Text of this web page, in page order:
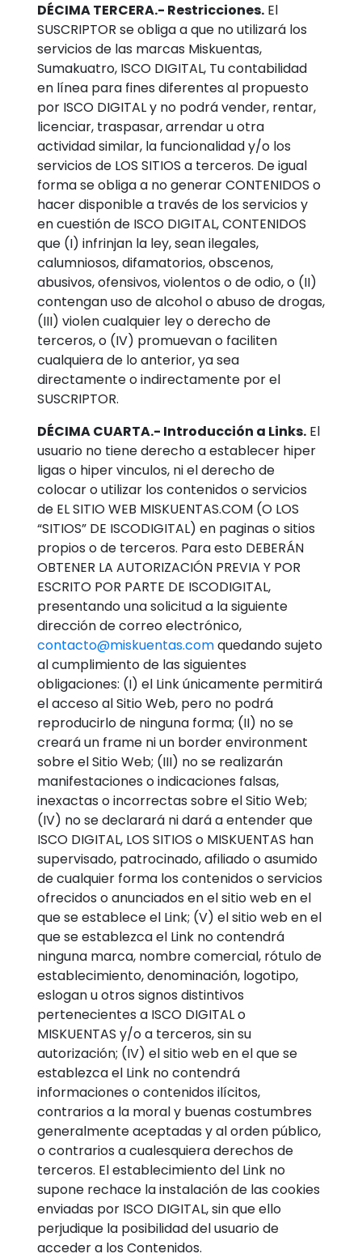
DÉCIMA TERCERA.- Restricciones. El
SUSCRIPTOR se obliga a que no utilizará los
servicios de las marcas Miskuentas,
Sumakuatro, ISCO DIGITAL, Tu contabilidad
en línea para fines diferentes al propuesto
por ISCO DIGITAL y no podrá vender, rentar,
licenciar, traspasar, arrendar u otra
actividad similar, la funcionalidad y/o los
servicios de LOS SITIOS a terceros. De igual
forma se obliga a no generar CONTENIDOS o
hacer disponible a través de los servicios y
en cuestión de ISCO DIGITAL, CONTENIDOS
que (I) infrinjan la ley, sean ilegales,
calumniosos, difamatorios, obscenos,
abusivos, ofensivos, violentos o de odio, o (II)
contengan uso de alcohol o abuso de drogas,
(III) violen cualquier ley o derecho de
terceros, o (IV) promuevan o faciliten
cualquiera de lo anterior, ya sea
directamente o indirectamente por el
SUSCRIPTOR.
DÉCIMA CUARTA.- Introducción a Links. El
usuario no tiene derecho a establecer hiper
ligas o hiper vinculos, ni el derecho de
colocar o utilizar los contenidos o servicios
de EL SITIO WEB MISKUENTAS.COM (O LOS
“SITIOS” DE ISCODIGITAL) en paginas o sitios
propios o de terceros. Para esto DEBERÁN
OBTENER LA AUTORIZACIÓN PREVIA Y POR
ESCRITO POR PARTE DE ISCODIGITAL,
presentando una solicitud a la siguiente
dirección de correo electrónico,
contacto@miskuentas.comquedando sujeto
al cumplimiento de las siguientes
obligaciones: (I) el Link únicamente permitirá
el acceso al Sitio Web, pero no podrá
reproducirlo de ninguna forma; (II) no se
creará un frame ni un border environment
sobre el Sitio Web; (III) no se realizarán
manifestaciones o indicaciones falsas,
inexactas o incorrectas sobre el Sitio Web;
(IV) no se declarará ni dará a entender que
ISCO DIGITAL, LOS SITIOS o MISKUENTAS han
supervisado, patrocinado, afiliado o asumido
de cualquier forma los contenidos o servicios
ofrecidos o anunciados en el sitio web en el
que se establece el Link; (V) el sitio web en el
que se establezca el Link no contendrá
ninguna marca, nombre comercial, rótulo de
establecimiento, denominación, logotipo,
eslogan u otros signos distintivos
pertenecientes a ISCO DIGITAL o
MISKUENTAS y/o a terceros, sin su
autorización; (IV) el sitio web en el que se
establezca el Link no contendrá
informaciones o contenidos ilícitos,
contrarios a la moral y buenas costumbres
generalmente aceptadas y al orden público,
o contrarios a cualesquiera derechos de
terceros. El establecimiento del Link no
supone rechace la instalación de las cookies
enviadas por ISCO DIGITAL, sin que ello
perjudique la posibilidad del usuario de
acceder a los Contenidos.